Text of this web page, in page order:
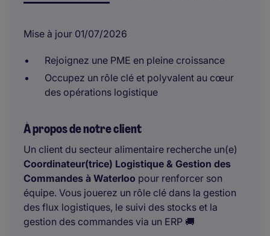
Mise à jour 01/07/2026
Rejoignez une PME en pleine croissance
Occupez un rôle clé et polyvalent au cœur
des opérations logistique
À propos de notre client
Un client du secteur alimentaire recherche un(e)
Coordinateur(trice) Logistique & Gestion des
Commandes à Waterloo pour renforcer son
équipe. Vous jouerez un rôle clé dans la gestion
des flux logistiques, le suivi des stocks et la
gestion des commandes via un ERP 🚚